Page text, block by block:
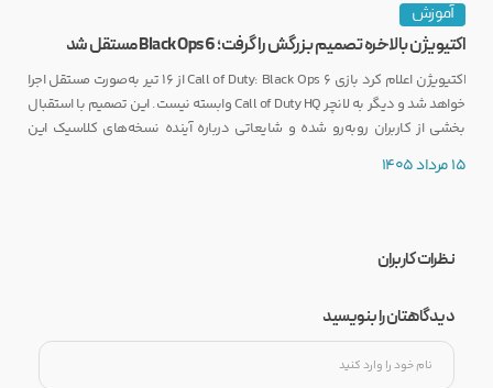
آموزش
اکتیویژن بالاخره تصمیم بزرگش را گرفت؛ Black Ops 6 مستقل شد
اکتیویژن اعلام کرد بازی Call of Duty: Black Ops 6 از ۱۶ تیر به‌صورت مستقل اجرا
خواهد شد و دیگر به لانچر Call of Duty HQ وابسته نیست. این تصمیم با استقبال
بخشی از کاربران روبه‌رو شده و شایعاتی درباره آینده نسخه‌های کلاسیک این
15 مرداد 1405
نظرات کاربران
دیدگاهتان را بنویسید